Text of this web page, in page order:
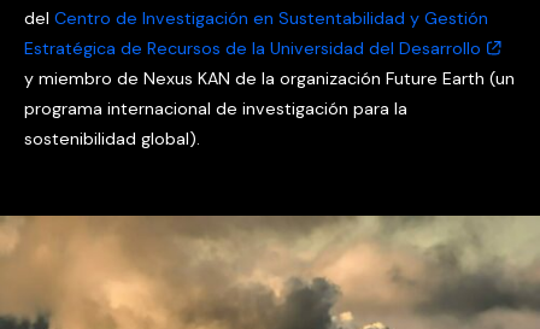
del Centro de Investigación en Sustentabilidad y Gestión
Estratégica de Recursos de la Universidad del Desarrollo
y miembro de Nexus KAN de la organización Future Earth (un
programa internacional de investigación para la
sostenibilidad global).